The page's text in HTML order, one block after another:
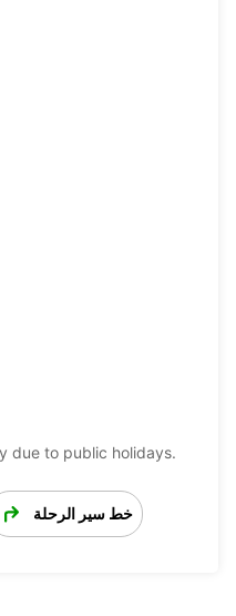
due to public holidays.
خط سير الرحلة